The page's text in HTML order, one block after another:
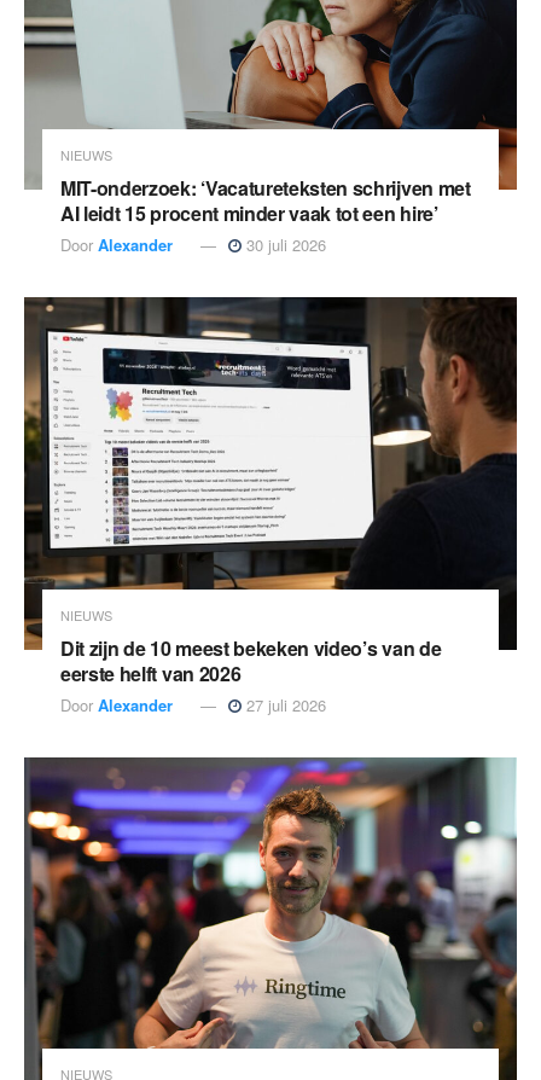
NIEUWS
MIT-onderzoek: ‘Vacatureteksten schrijven met
AI leidt 15 procent minder vaak tot een hire’
Door Alexander 30 juli 2026
NIEUWS
Dit zijn de 10 meest bekeken video’s van de
eerste helft van 2026
Door Alexander 27 juli 2026
NIEUWS